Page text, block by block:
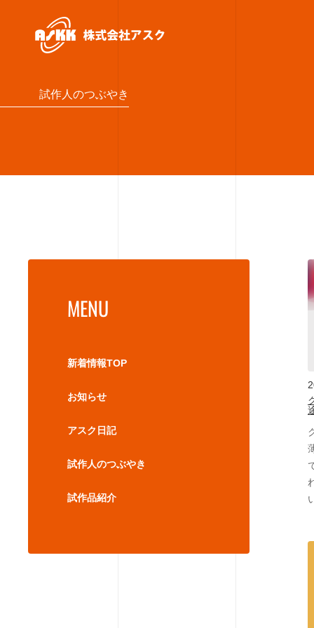
試作人のつぶやき
MENU
新着情報TOP
お知らせ
アスク日記
試作人のつぶやき
試作品紹介